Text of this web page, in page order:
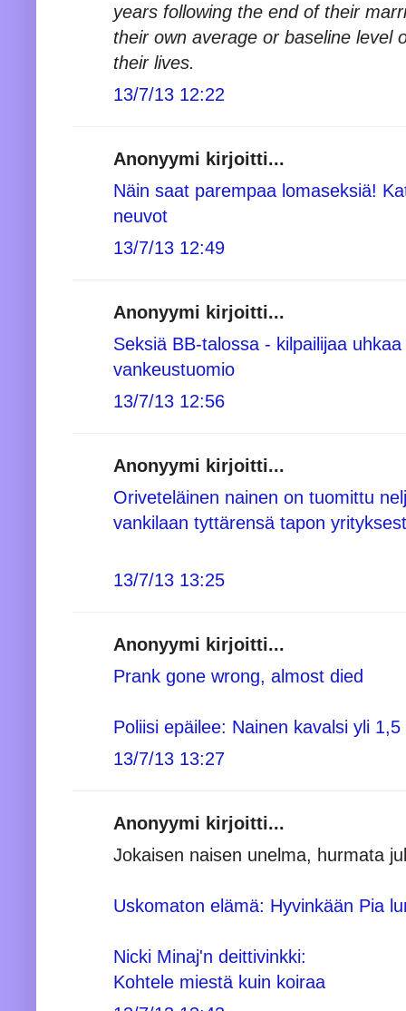
years following the end of their
their own average or baseline level
their lives.
13/7/13 12:22
Anonyymi kirjoitti...
Näin saat parempaa lomaseksiä!
neuvot
13/7/13 12:49
Anonyymi kirjoitti...
Seksiä BB-talossa - kilpailijaa
vankeustuomio
13/7/13 12:56
Anonyymi kirjoitti...
Oriveteläinen nainen on tuomittu
vankilaan tyttärensä tapon
13/7/13 13:25
Anonyymi kirjoitti...
Prank gone wrong, almost died
Poliisi epäilee: Nainen kavalsi yli 1,5
13/7/13 13:27
Anonyymi kirjoitti...
Jokaisen naisen unelma, hurmata
Uskomaton elämä: Hyvinkään Pia
Nicki Minaj'n deittivinkki:
Kohtele miestä kuin koiraa